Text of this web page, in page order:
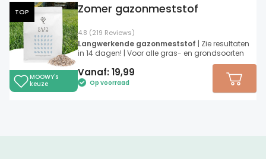
TOP
MOOWY's
keuze
4.8 (219 Reviews)
Zomer gazonmeststof
Langwerkende gazonmeststof | Zie resultaten
in 14 dagen! | Voor alle gras- en grondsoorten
Vanaf: 19,99
Op voorraad